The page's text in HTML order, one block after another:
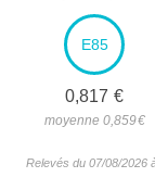
E85
0,817 €
moyenne 0,859€
Relevés du 07/08/2026